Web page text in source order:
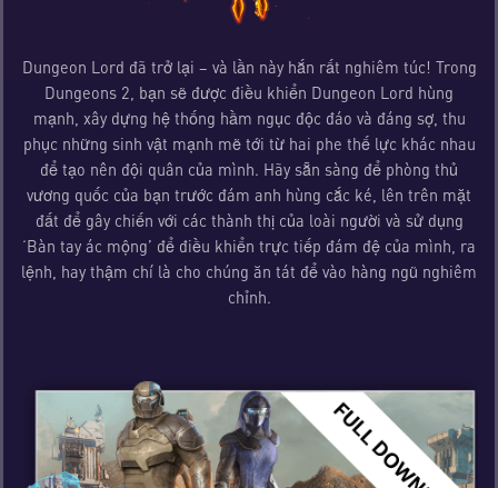
Dungeon Lord đã trở lại – và lần này hắn rất nghiêm túc! Trong
Dungeons 2, bạn sẽ được điều khiển Dungeon Lord hùng
mạnh, xây dựng hệ thống hầm ngục độc đáo và đáng sợ, thu
phục những sinh vật mạnh mẽ tới từ hai phe thế lực khác nhau
để tạo nên đội quân của mình. Hãy sẵn sàng để phòng thủ
vương quốc của bạn trước đám anh hùng cắc ké, lên trên mặt
đất để gây chiến với các thành thị của loài người và sử dụng
‘Bàn tay ác mộng’ để điều khiển trực tiếp đám đệ của mình, ra
lệnh, hay thậm chí là cho chúng ăn tát để vào hàng ngũ nghiêm
chỉnh.